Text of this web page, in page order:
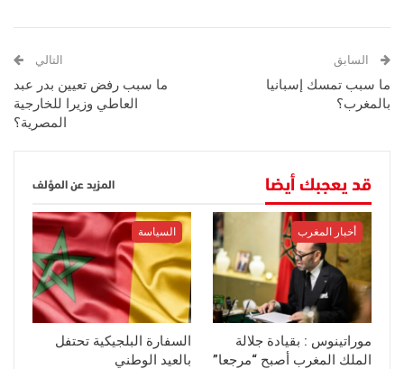
السابق
ما سبب تمسك إسبانيا
بالمغرب؟
التالي
ما سبب رفض تعيين بدر عبد
العاطي وزيرا للخارجية
المصرية؟
قد يعجبك أيضا المزيد عن المؤلف
أخبار المغرب
موراتينوس : بقيادة جلالة
الملك المغرب أصبح “مرجعا”
السياسة
السفارة البلجيكية تحتفل
بالعيد الوطني